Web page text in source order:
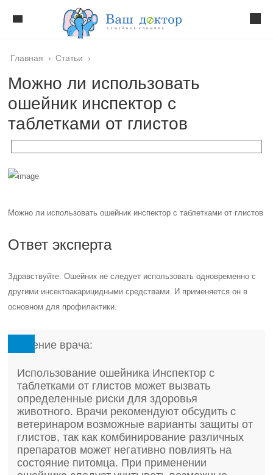
Главная › Статьи ›
Можно ли использовать
ошейник инспектор с
таблетками от глистов
Можно ли использовать ошейник инспектор с таблетками от глистов
Ответ эксперта
Здравствуйте. Ошейник не следует использовать одновременно с
другими инсектоакарицидными средствами. И применяется он в
основном для профилактики.
Мнение врача:
Использование ошейника Инспектор с
таблетками от глистов может вызвать
определенные риски для здоровья
животного. Врачи рекомендуют обсудить с
ветеринаром возможные варианты защиты от
глистов, так как комбинирование различных
препаратов может негативно повлиять на
состояние питомца. При применении